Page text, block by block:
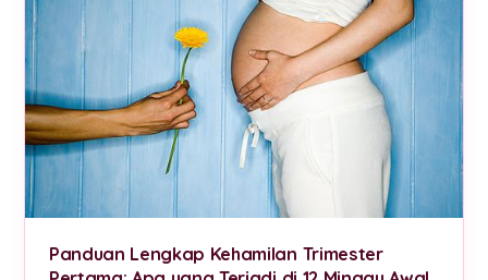
Panduan Lengkap Kehamilan Trimester